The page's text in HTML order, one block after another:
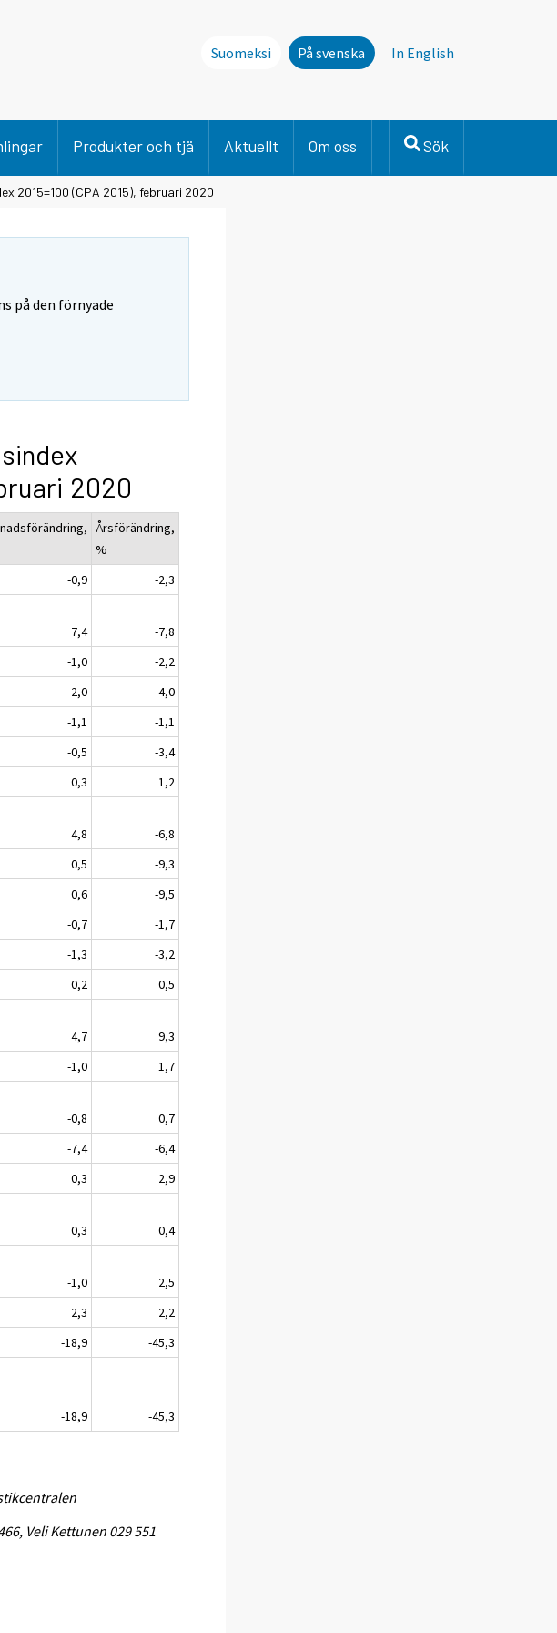
Suomeksi På svenska In English
Produkter och tjä Aktuellt Om oss Sök
2015=100 (CPA 2015), februari 2020
på den förnyade
2020
Årsförändring,
%
-0,9
-2,3
7,4
-7,8
-1,0
-2,2
2,0
4,0
-1,1
-1,1
-0,5
-3,4
0,3
1,2
4,8
-6,8
0,5
-9,3
0,6
-9,5
-0,7
-1,7
-1,3
-3,2
0,2
0,5
4,7
9,3
-1,0
1,7
-0,8
0,7
-7,4
-6,4
0,3
2,9
0,3
0,4
-1,0
2,5
2,3
2,2
-18,9
-45,3
-18,9 -45,3
Veli Kettunen 029 551